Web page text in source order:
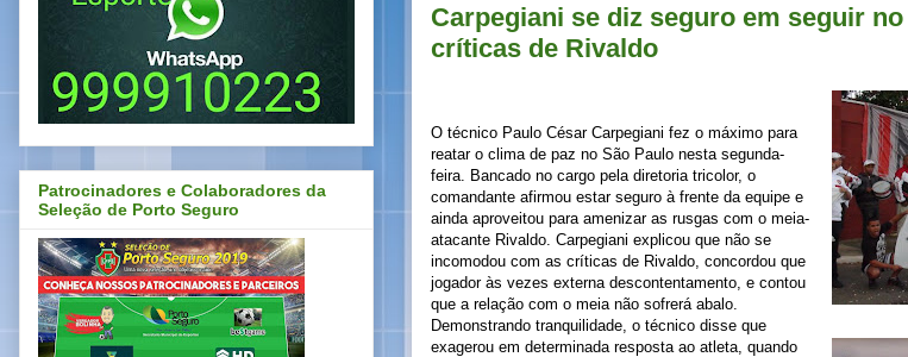
Carpegiani se diz seguro em seguir
críticas de Rivaldo
O técnico Paulo César Carpegiani fez o máximo para
reatar o clima de paz no São Paulo nesta segunda-
feira. Bancado no cargo pela diretoria tricolor, o
comandante afirmou estar seguro à frente da equipe e
ainda aproveitou para amenizar as rusgas com o meia-
atacante Rivaldo. Carpegiani explicou que não se
incomodou com as críticas de Rivaldo, concordou que
jogador às vezes externa descontentamento, e contou
que a relação com o meia não sofrerá abalo.
Demonstrando tranquilidade, o técnico disse que
exagerou em determinada resposta ao atleta, quando
Patrocinadores e Colaboradores da
Seleção de Porto Seguro